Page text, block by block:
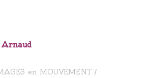
en MOUVEMENT